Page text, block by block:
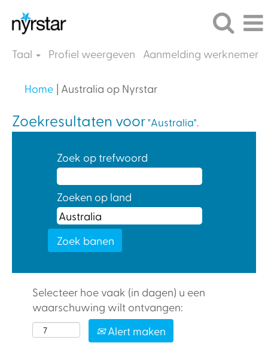
Taal Profiel weergeven Aanmelding werknemer
Home Australia op Nyrstar(huidige
Zoekresultaten voor "Australia".
Zoek op trefwoord
Zoeken op land
Selecteer hoe vaak (in dagen) u een
waarschuwing wilt ontvangen:
Alert maken